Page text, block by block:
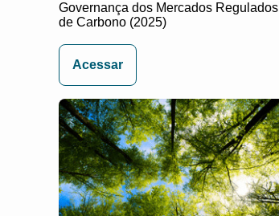
Governança dos Mercados Regulados
de Carbono (2025)
Acessar